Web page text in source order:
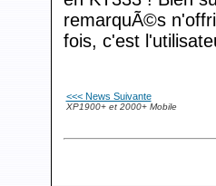
remarquÃ©s
fois, c'est
<<< News Suivante
XP1900+ et 2000+ Mobile